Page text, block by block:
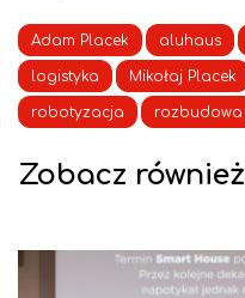
Adam Placek aluhaus
logistyka Mikołaj Placek
robotyzacja rozbudowa
Zobacz również